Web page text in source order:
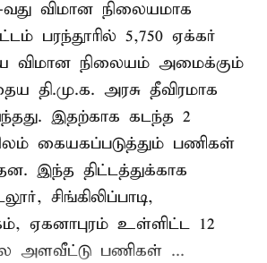
விமான நிலையமாக
பரந்தூரில் 5,750 ஏக்கர்
விமான நிலையம் அமைக்கும்
தி.மு.க. அரசு தீவிரமாக
இதற்காக கடந்த 2
கையகப்படுத்தும் பணிகள்
இந்த திட்டத்துக்காக
சிங்கிலிப்பாடி,
ஏகனாபுரம் உள்ளிட்ட 12
அளவீட்டு பணிகள் ...